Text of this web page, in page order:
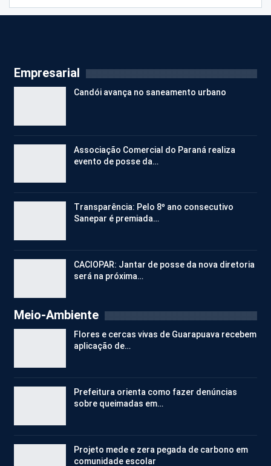
Empresarial
Candói avança no saneamento urbano
Associação Comercial do Paraná realiza
evento de posse da…
Transparência: Pelo 8º ano consecutivo
Sanepar é premiada…
CACIOPAR: Jantar de posse da nova diretoria
será na próxima…
Meio-Ambiente
Flores e cercas vivas de Guarapuava recebem
aplicação de…
Prefeitura orienta como fazer denúncias
sobre queimadas em…
Projeto mede e zera pegada de carbono em
comunidade escolar